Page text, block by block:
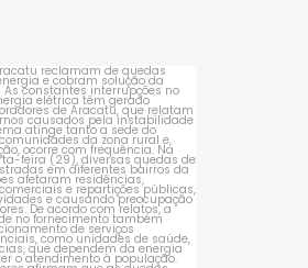
Controladoria-Geral da
União (CGU) e Polícia
Aracatu reclamam de
constantes...
1 0